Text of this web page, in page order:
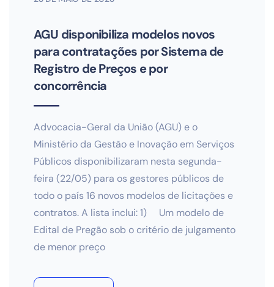
AGU disponibiliza modelos novos
para contratações por Sistema de
Registro de Preços e por
concorrência
Advocacia-Geral da União (AGU) e o
Ministério da Gestão e Inovação em Serviços
Públicos disponibilizaram nesta segunda-
feira (22/05) para os gestores públicos de
todo o país 16 novos modelos de licitações e
contratos. A lista inclui: 1) Um modelo de
Edital de Pregão sob o critério de julgamento
de menor preço